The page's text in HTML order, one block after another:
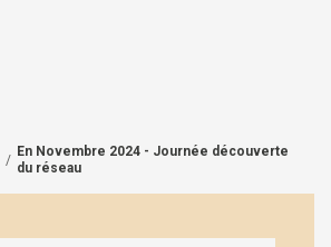
/
En Novembre 2024 - Journée découverte
du réseau